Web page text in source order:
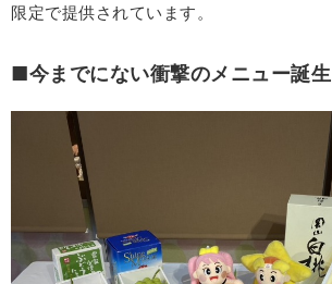
限定で提供されています。
■今までにない衝撃のメニュー誕生